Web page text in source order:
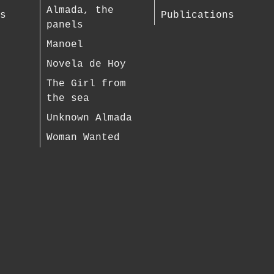
Almada, the
panels
Manoel
Novela de Hoy
The Girl from
the sea
Unknown Almada
Woman Wanted
Publications